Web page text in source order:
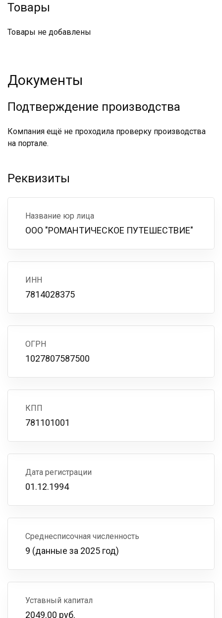
Товары
Товары не добавлены
Документы
Подтверждение производства
Компания ещё не проходила проверку производства
на портале.
Реквизиты
Название юр лица
ООО "РОМАНТИЧЕСКОЕ ПУТЕШЕСТВИЕ"
ИНН
7814028375
ОГРН
1027807587500
КПП
781101001
Дата регистрации
01.12.1994
Среднесписочная численность
9 (данные за 2025 год)
Уставный капитал
2049.00 руб.